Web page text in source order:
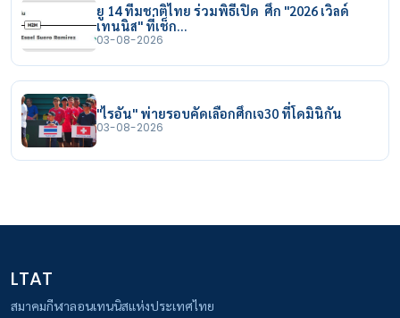
ยู 14 ทีมชาติไทย ร่วมพิธีเปิด ศึก "2026 เวิลด์
เทนนิส" ที่เช็ก…
03-08-2026
"ไรอัน" พ่ายรอบคัดเลือกศึกเจ30 ที่โดมินิกัน
03-08-2026
LTAT
สมาคมกีฬาลอนเทนนิสแห่งประเทศไทย